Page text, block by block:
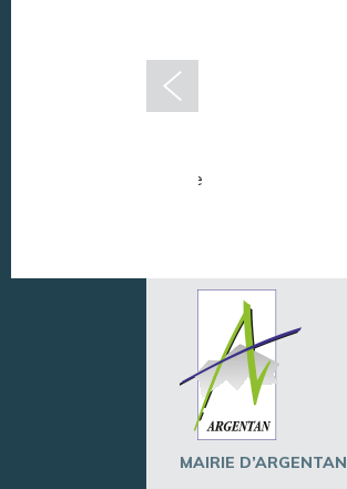
Léger - André Mare
MAIRIE D’ARGENTAN